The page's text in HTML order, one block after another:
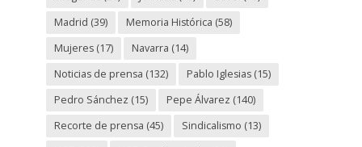
Madrid (39) Memoria Histórica (58)
Mujeres(17) Navarra (14)
Noticias de prensa (132) Pablo Iglesias(15)
Pedro Sánchez (15) Pepe Álvarez (140)
Recorte de prensa (45) Sindicalismo (13)